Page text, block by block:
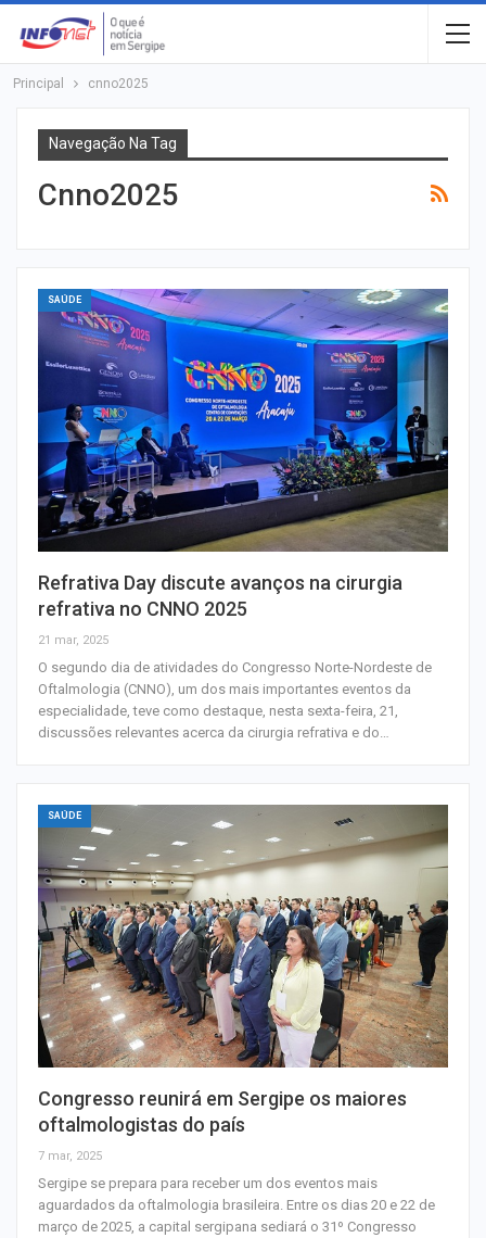
Principal cnno2025
Navegação Na Tag
Cnno2025
SAÚDE
Refrativa Day discute avanços na cirurgia
refrativa no CNNO 2025
21 mar, 2025
O segundo dia de atividades do Congresso Norte-Nordeste de
Oftalmologia (CNNO), um dos mais importantes eventos da
especialidade, teve como destaque, nesta sexta-feira, 21,
discussões relevantes acerca da cirurgia refrativa e do…
SAÚDE
Congresso reunirá em Sergipe os maiores
oftalmologistas do país
7 mar, 2025
Sergipe se prepara para receber um dos eventos mais
aguardados da oftalmologia brasileira. Entre os dias 20 e 22 de
março de 2025, a capital sergipana sediará o 31º Congresso